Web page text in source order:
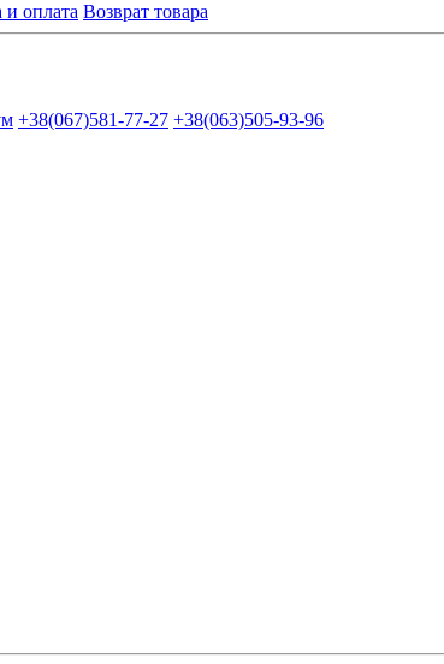
и оплата Возврат товара
+38(067)581-77-27 +38(063)505-93-96